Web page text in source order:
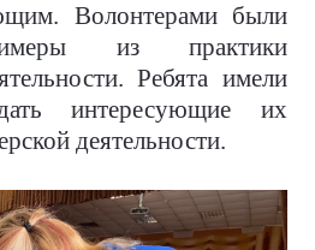
Волонтерами были
из практики
Ребята имели
интересующие их
деятельности.